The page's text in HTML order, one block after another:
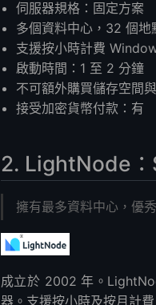
伺服器規格：固定方案
多個資料中心，32 個地
支援按小時計費
啟動時間：1 至 2 分鐘
不可額外購買儲存空間
接受加密貨幣付款：有
2. LightNode：
擁有最多資料中心，優
成立於 2002 年。
器。支援按小時及按月計